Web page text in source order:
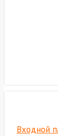
Входной